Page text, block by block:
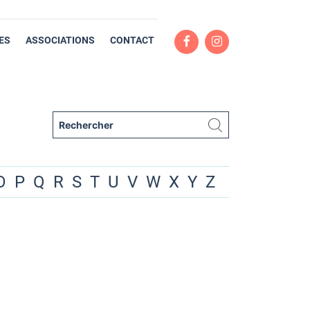
ASSOCIATIONS CONTACT
P Q R S T U V W X Y Z